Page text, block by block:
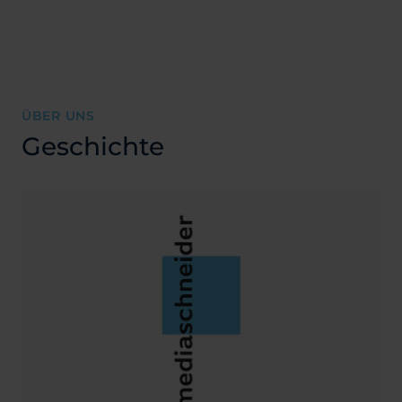
ÜBER UNS
Geschichte